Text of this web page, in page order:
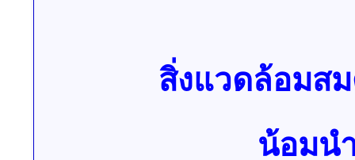
สิ่งแวดล้อมส
น้อมน